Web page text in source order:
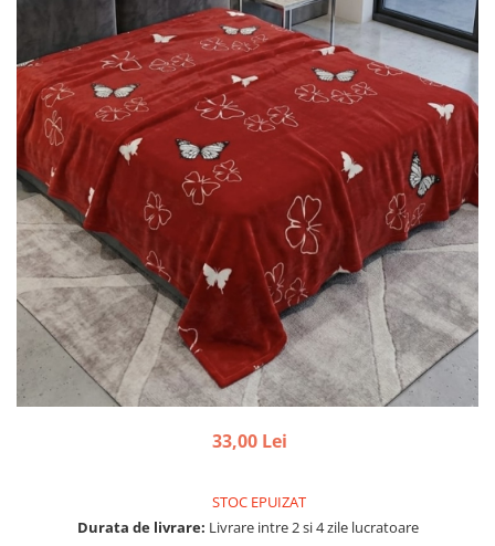
33,00 Lei
STOC EPUIZAT
Durata de livrare: Livrare intre 2 si 4 zile lucratoare